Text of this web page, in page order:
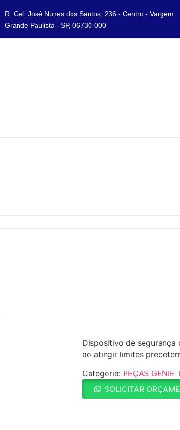
R. Cel. José Nunes dos Santos, 236 - Centro - Vargem
Grande Paulista - SP, 06730-000
Dispositivo de
ao atingir limites
Categoria: PEÇAS GENIE
SOLICITAR